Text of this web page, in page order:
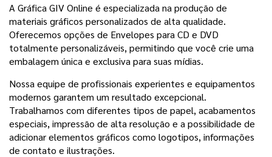
A Gráfica GIV Online é especializada na produção de
materiais gráficos personalizados de alta qualidade.
Oferecemos opções de Envelopes para CD e DVD
totalmente personalizáveis, permitindo que você crie uma
embalagem única e exclusiva para suas mídias.
Nossa equipe de profissionais experientes e equipamentos
modernos garantem um resultado excepcional.
Trabalhamos com diferentes tipos de papel, acabamentos
especiais, impressão de alta resolução e a possibilidade de
adicionar elementos gráficos como logotipos, informações
de contato e ilustrações.